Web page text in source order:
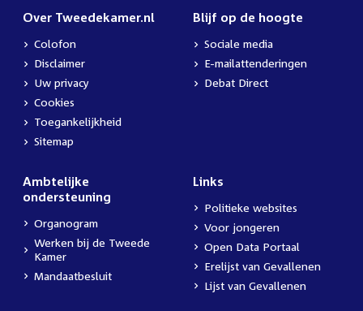
Over Tweedekamer.nl
Colofon
Disclaimer
Uw privacy
Cookies
Toegankelijkheid
Sitemap
Blijf op de hoogte
Sociale media
E-mailattenderingen
Debat Direct
Ambtelijke
ondersteuning
Organogram
Werken bij de Tweede
Kamer
Mandaatbesluit
Links
Politieke websites
Voor jongeren
Open Data Portaal
Erelijst van Gevallenen
Lijst van Gevallenen